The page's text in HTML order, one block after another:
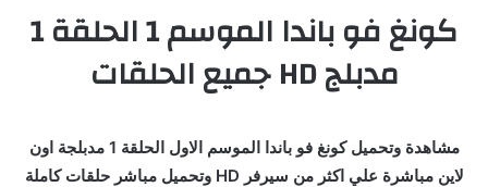
كونغ فو باندا الموسم 1 الحلقة 1
مدبلج HD جميع الحلقات
مشاهدة وتحميل كونغ فو باندا الموسم الاول الحلقة 1 مدبلجة اون
لاين مباشرة علي اكثر من سيرفر HD وتحميل مباشر حلقات كاملة